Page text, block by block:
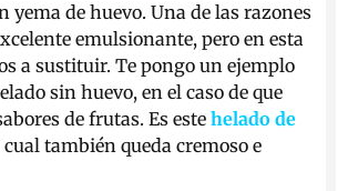
yema de huevo. Una de las razones
emulsionante, pero en esta
a sustituir. Te pongo un ejemplo
sin huevo, en el caso de que
de frutas. Es estehelado de
cual también queda cremoso e